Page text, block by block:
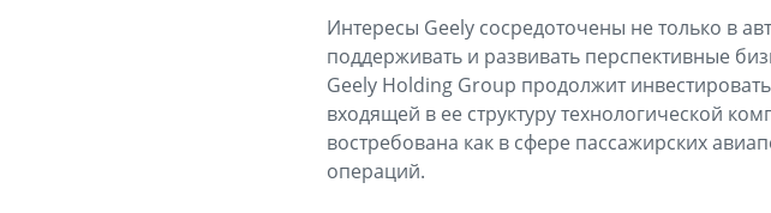
Интересы Geely сосредоточены не только в
поддерживать и развивать перспективные
Geely Holding Group продолжит
входящей в ее структуру технологической
востребована как в сфере пассажирских
операций.